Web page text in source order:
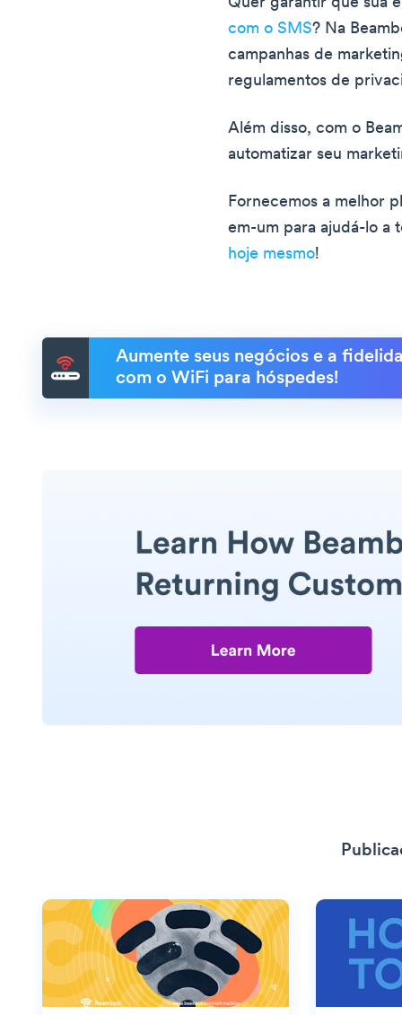
com o SMS? Na
campanhas de
regulamentos de
Além disso, com o
automatizar seu
Fornecemos a melhor
em-um para ajudá-lo a
hoje mesmo!
Aumente seus negócios e a
com o WiFi para hóspedes!